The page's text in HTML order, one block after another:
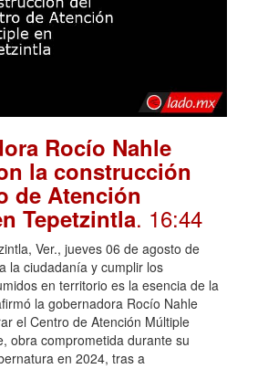
Rocío Nahle
la construcción
de Atención
Tepetzintla. 16:44
Ver., jueves 06 de agosto de
la ciudadanía y cumplir los
en territorio es la esencia de la
la gobernadora Rocío Nahle
el Centro de Atención Múltiple
obra comprometida durante su
en 2024, tras a